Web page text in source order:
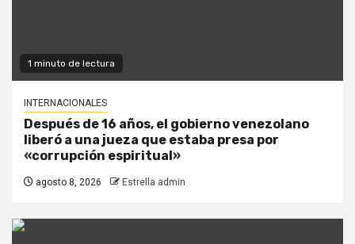
1 minuto de lectura
INTERNACIONALES
Después de 16 años, el gobierno venezolano
liberó a una jueza que estaba presa por
«corrupción espiritual»
agosto 8, 2026 Estrella admin